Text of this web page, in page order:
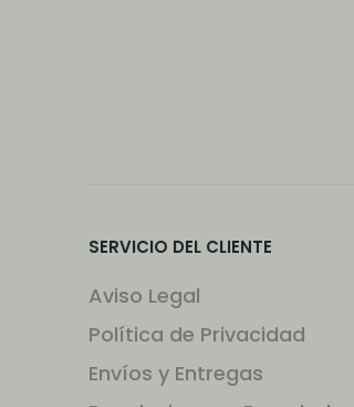
SERVICIO DEL CLIENTE
Aviso Legal
Política de Privacidad
Envíos y Entregas